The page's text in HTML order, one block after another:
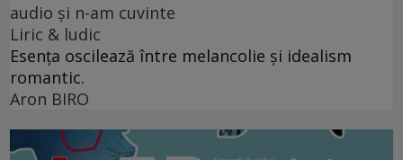
audio şi n-am cuvinte
Liric & ludic
Esența oscilează între melancolie și idealism
romantic.
Aron BIRO